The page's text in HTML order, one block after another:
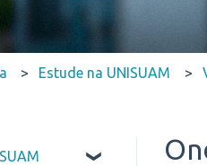
Estude na UNISUAM